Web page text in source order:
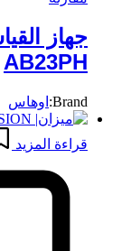
AB23PH
Brand: اوهاس
قراءة المزيد